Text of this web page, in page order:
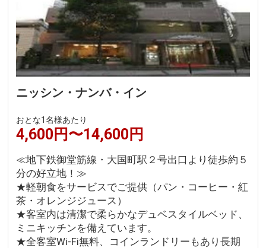
ニッシン・ナンバ・イン
おとな1名様あたり
4,600円〜14,600円
≪地下鉄御堂筋線・大国町駅２号出口より徒歩約５
分の好立地！≫
★軽朝食をサービスでご提供（パン・コーヒー・紅
茶・オレンジジュース）
★客室内は清潔で柔らかなデュベスタイルベッド、
ミニキッチンを備えています。
★全客室Wi-Fi無料、コインランドリーもあり長期